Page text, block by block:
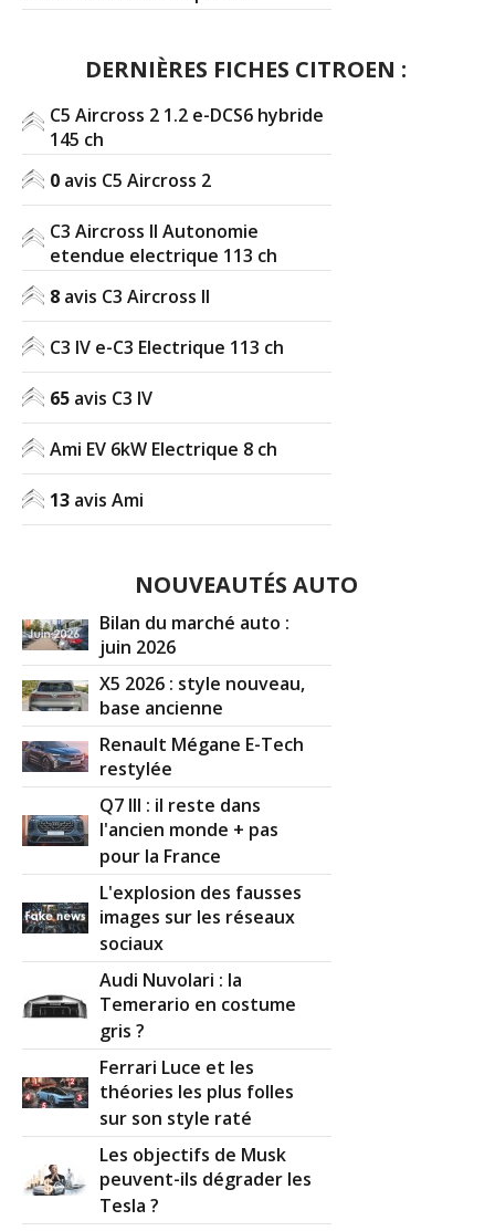
DERNIÈRES FICHES CITROEN :
C5 Aircross 2 1.2 e-DCS6 hybride
145 ch
0 avis C5 Aircross 2
C3 Aircross II Autonomie
etendue electrique 113 ch
8 avis C3 Aircross II
C3 IV e-C3 Electrique 113 ch
65 avis C3 IV
Ami EV 6kW Electrique 8 ch
13 avis Ami
NOUVEAUTÉS AUTO
Bilan du marché auto :
juin 2026
X5 2026 : style nouveau,
base ancienne
Renault Mégane E-Tech
restylée
Q7 III : il reste dans
l'ancien monde + pas
pour la France
L'explosion des fausses
images sur les réseaux
sociaux
Audi Nuvolari : la
Temerario en costume
gris ?
Ferrari Luce et les
théories les plus folles
sur son style raté
Les objectifs de Musk
peuvent-ils dégrader les
Tesla ?